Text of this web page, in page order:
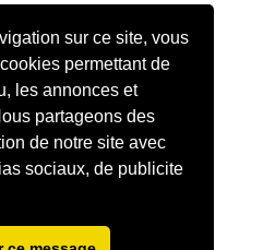
sur ce site, vous
permettant de
les annonces et
partageons des
de notre site avec
sociaux, de publicite